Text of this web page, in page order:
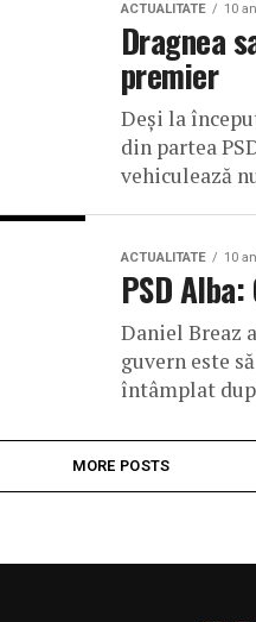
ACTUALITATE 10
Dragnea
premier
Deși la
din partea
vehiculează
ACTUALITATE 10
PSD
Daniel Breaz
guvern este
întâmplat
MORE POSTS